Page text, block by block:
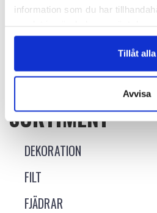
information som du har
Tillåt alla
Avvisa
Logga in för att se pris
SORTIMENT
DEKORATION
FILT
FJÄDRAR